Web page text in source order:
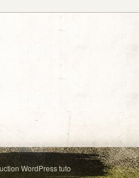
WordPress tuto